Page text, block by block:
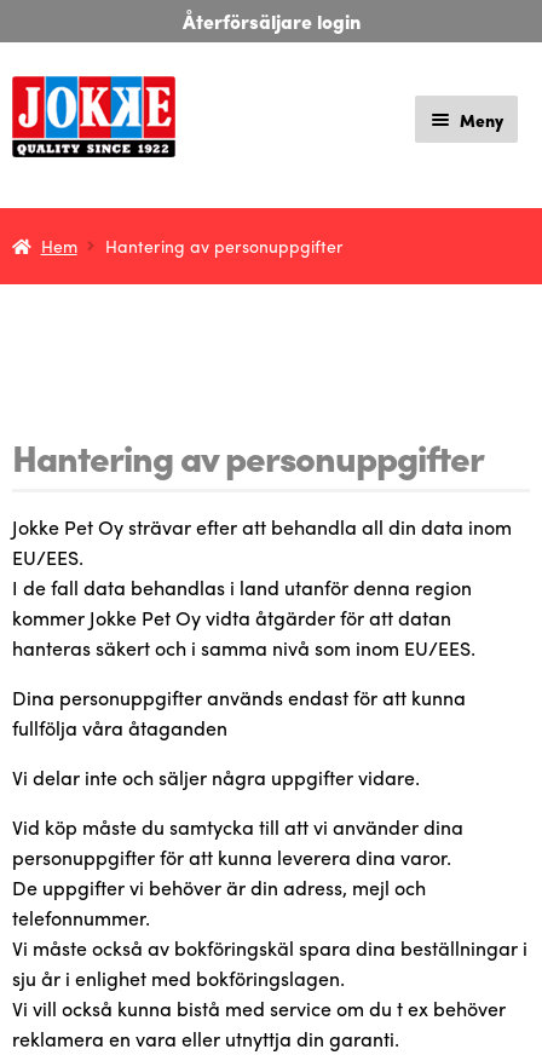
till
navigering
till
innehåll
deutsch
Meny
Mitt konto
Historia
Läder av Jokke-produkter
Återförsäljare
Återförsäljare login
Hem Hantering av personuppgifter
Hantering av personuppgifter
Jokke Pet Oy strävar efter att behandla all din data inom
EU/EES.
I de fall data behandlas i land utanför denna region
kommer Jokke Pet Oy vidta åtgärder för att datan
hanteras säkert och i samma nivå som inom EU/EES.
Dina personuppgifter används endast för att kunna
fullfölja våra åtaganden
Vi delar inte och säljer några uppgifter vidare.
Vid köp måste du samtycka till att vi använder dina
personuppgifter för att kunna leverera dina varor.
De uppgifter vi behöver är din adress, mejl och
telefonnummer.
Vi måste också av bokföringskäl spara dina beställningar i
sju år i enlighet med bokföringslagen.
Vi vill också kunna bistå med service om du t ex behöver
reklamera en vara eller utnyttja din garanti.